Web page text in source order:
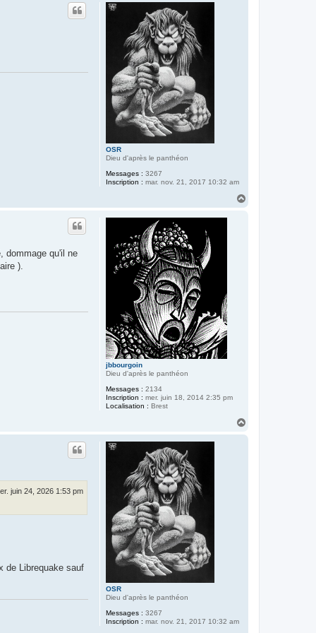
OSR
Dieu d'après le panthéon
Messages : 3267
Inscription : mar. nov. 21, 2017 10:32 am
jbbourgoin
Dieu d'après le panthéon
Messages : 2134
Inscription : mer. juin 18, 2014 2:35 pm
Localisation : Brest
dommage qu'il ne
).
OSR
Dieu d'après le panthéon
Messages : 3267
Inscription : mar. nov. 21, 2017 10:32 am
juin 24, 2026 1:53 pm
de Librequake sauf